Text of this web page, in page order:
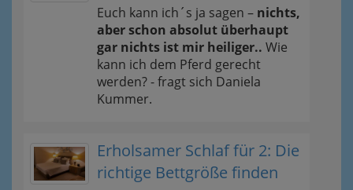
Euch kann ich´s ja sagen – nichts,
aber schon absolut überhaupt
gar nichts ist mir heiliger.. Wie
kann ich dem Pferd gerecht
werden? - fragt sich Daniela
Kummer.
Erholsamer Schlaf für 2: Die
richtige Bettgröße finden